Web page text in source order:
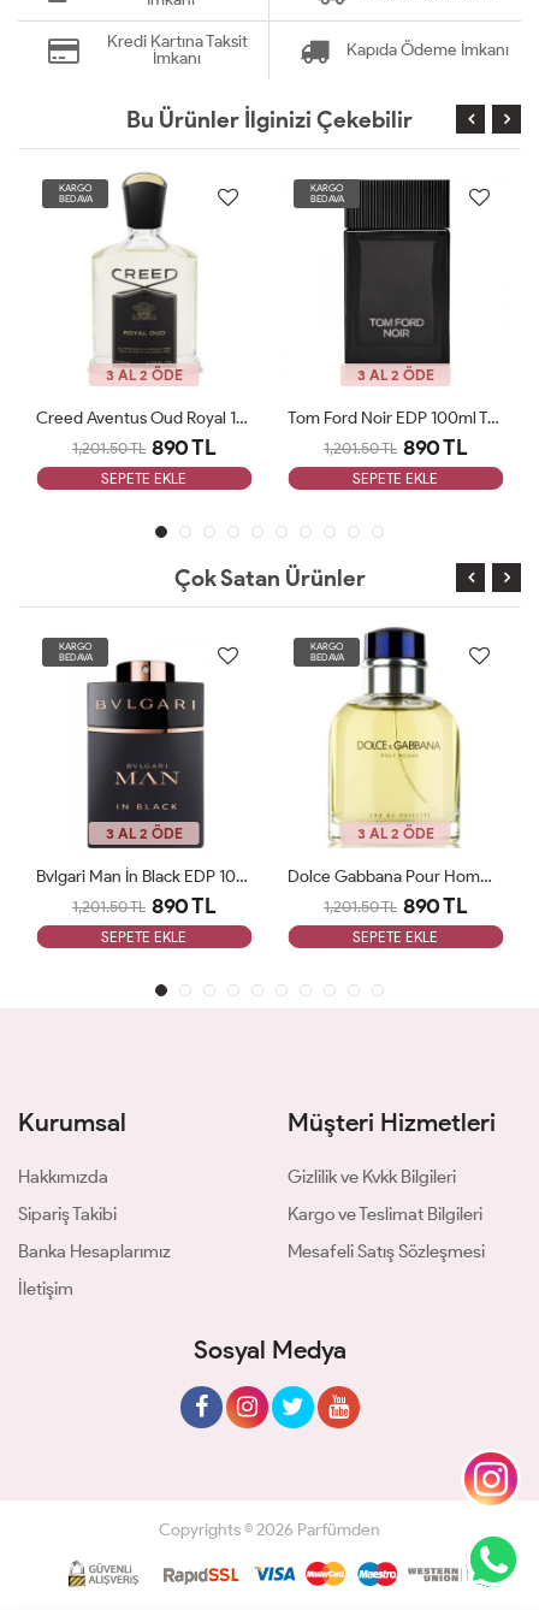
Kredi Kartına Taksit
İmkanı
Kapıda Ödeme İmkanı
Bu Ürünler İlginizi Çekebilir
KARGO
BEDAVA
3 AL 2 ÖDE
Creed Aventus Oud Royal 100 ML Tester Man
1,201.50 TL 890 TL
SEPETE EKLE
KARGO
BEDAVA
3 AL 2 ÖDE
Tom Ford Noir EDP 100ml Tester Parfüm Man
1,201.50 TL 890 TL
SEPETE EKLE
Çok Satan Ürünler
KARGO
BEDAVA
3 AL 2 ÖDE
Bvlgari Man İn Black EDP 100ml Erkek Tester Parfüm Man
1,201.50 TL 890 TL
SEPETE EKLE
KARGO
BEDAVA
3 AL 2 ÖDE
Dolce Gabbana Pour Homme Edt 125ml Erkek Tester Parfüm Man
1,201.50 TL 890 TL
SEPETE EKLE
Kurumsal
Hakkımızda
Sipariş Takibi
Banka Hesaplarımız
İletişim
Müşteri Hizmetleri
Gizlilik ve Kvkk Bilgileri
Kargo ve Teslimat Bilgileri
Mesafeli Satış Sözleşmesi
Sosyal Medya
Copyrights © 2026 Parfümden